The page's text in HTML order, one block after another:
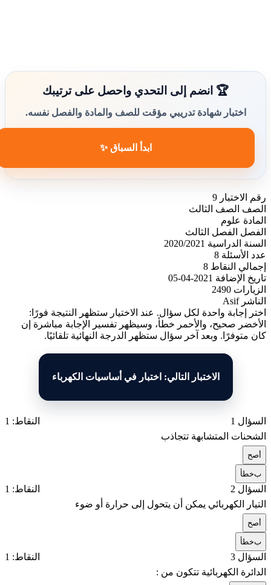
🏆 انضم إلى التحدي واحصل على ترتيبك
اختبار شهادة تدريبي مؤقت للصف والمادة والفصل نفسه.
ابدأ السباق ✨
رقم الاختبار 9
الصف
الصف الثالث
المادة
علوم
الفصل
الفصل الثالث
السنة الدراسية
2020/2021
عدد الأسئلة 8
إجمالي النقاط 8
تاريخ الإضافة
2021-04-05
الزيارات 2490
الناشر Asif
اختر إجابة واحدة لكل سؤال. عند الاختيار ستظهر النتيجة فورًا:
الأخضر صحيح، والأحمر خطأ، وسيظهر تفسير الإجابة مباشرة إن
كان متوفرًا. وبعد آخر سؤال ستظهر الدرجة النهائية تلقائيًا.
الاختبار التالي: اختبار في أساسيات الكهرباء
السؤال 1
النقاط: 1
الشحنات المتشابهة تتجاذب
صح
بخطأ
السؤال 2
النقاط: 1
التيار الكهربائي يمكن أن يتحول إلى حرارة أو ضوء
صح
بخطأ
السؤال 3
النقاط: 1
الدائرة الكهربائية تتكون من :